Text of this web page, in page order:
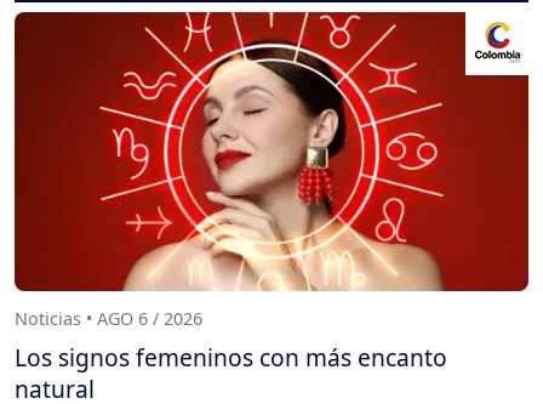
Noticias • AGO 6 / 2026
Los signos femeninos con más encanto
natural